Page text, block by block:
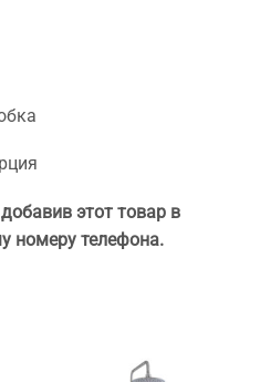
этот товар в
номеру телефона.